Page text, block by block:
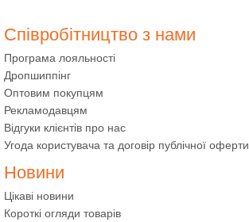
Співробітництво з нами
Програма лояльності
Дропшиппінг
Оптовим покупцям
Рекламодавцям
Відгуки клієнтів про нас
Угода користувача та договір публічної оферти
Новини
Цікаві новини
Короткі огляди товарів